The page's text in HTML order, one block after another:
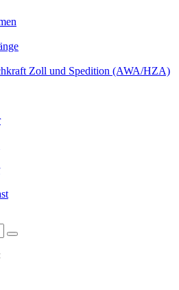
Zoll und Spedition (AWA/HZA)